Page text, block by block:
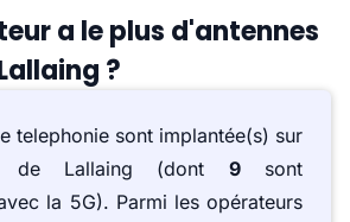
a le plus d'antennes
?
telephonie sont implantée(s) sur
de Lallaing (dont 9sont
la 5G). Parmi les opérateurs